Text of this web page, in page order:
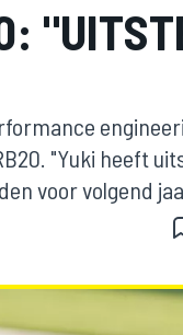
"Yuki heeft
voor volgend